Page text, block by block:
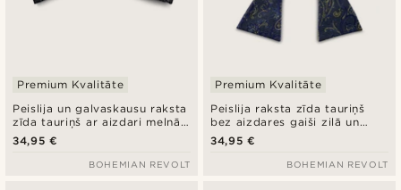
Peislija un galvaskausu raksta
zīda tauriņš ar aizdari melnā
un pelēkā krāsā
Premium Kvalitāte
34,95 €
BOHEMIAN REVOLT
Peislija raksta zīda tauriņš
bez aizdares gaiši zilā un
zelta krāsā
Premium Kvalitāte
34,95 €
BOHEMIAN REVOLT